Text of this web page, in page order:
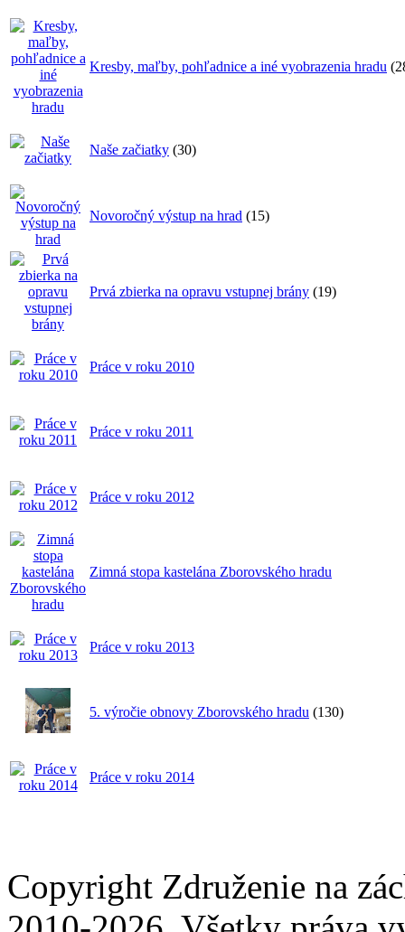
Kresby, maľby, pohľadnice a iné vyobrazenia hradu
Naše začiatky (30)
Novoročný výstup na hrad (15)
Prvá zbierka na opravu vstupnej brány (19)
Práce v roku 2010
Práce v roku 2011
Práce v roku 2012
Zimná stopa kastelána Zborovského hradu
Práce v roku 2013
5. výročie obnovy Zborovského hradu (130)
Práce v roku 2014
Copyright Združenie na